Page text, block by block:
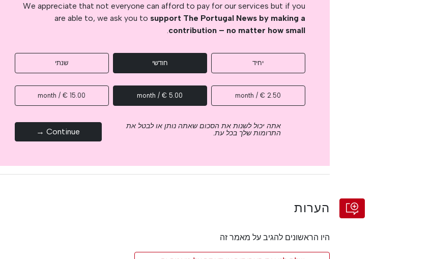
We appreciate that not everyone can afford to pay for our services but if you
are able to, we ask you to support The Portugal News by making a
contribution – no matter how small
.
יחיד חודשי שנתי
2.50 € / month
5.00 € / month
15.00 € / month
אתה יכול לשנות את הסכום שאתה נותן או לבטל את
התרומות שלך בכל עת. Continue →
הערות
היו הראשונים להגיב על מאמר זה